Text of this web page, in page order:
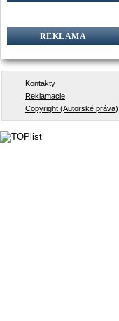
REKLAMA
Kontakty
Reklamacie
Copyright (Autorské práva)